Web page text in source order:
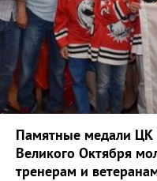
Памятные медали
Великого Октября
тренерам и